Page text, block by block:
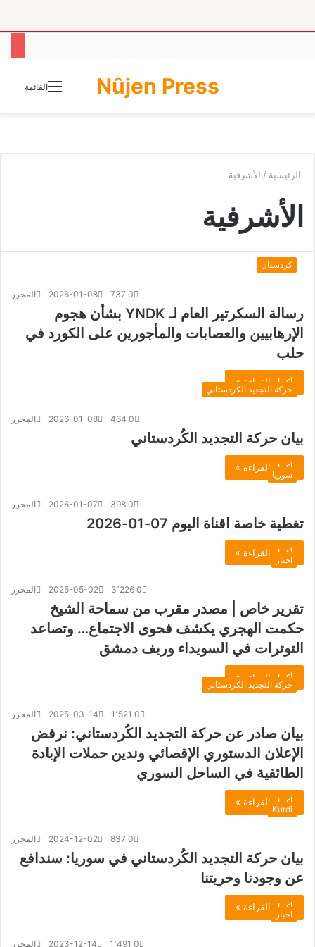
Nûjen Press القائمة
الرئيسية / الأشرفية
الأشرفية
كردستان
المحرر 2026-01-08 0
رسالة السکرتیر العام لـ YNDK بشأن هجوم
الإرهابيين والعصابات والمأجورين على الكورد في
حلب
أكمل القراءة »
حركة التجديد الكردستاني
المحرر 2026-01-08 0
بيان حركة التجديد الكُردستاني
أكمل القراءة »
سوريا
المحرر 2026-01-07 0
تغطية خاصة اقناة اليوم 07-01-2026
أكمل القراءة »
اخبار
المحرر 2025-05-02 0
تقرير خاص | مصدر مقرب من سماحة الشيخ
حكمت الهجري يكشف فحوى الاجتماع… وتصاعد
التوترات في السويداء وريف دمشق
أكمل القراءة »
حركة التجديد الكردستاني
المحرر 2025-03-14 0
بيان صادر عن حركة التجديد الكُردستاني: نرفض
الإعلان الدستوري الإقصائي وندين حملات الإبادة
الطائفية في الساحل السوري
أكمل القراءة »
Kurdî
المحرر 2024-12-02 0
بيان حركة التجديد الكُردستاني في سوريا: سندافع
عن وجودنا وحريتنا
أكمل القراءة »
اخبار
المحرر 2023-12-14 0